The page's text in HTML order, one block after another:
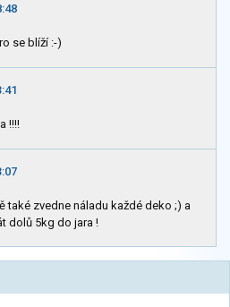
se blíží :-)
!!!!
také zvedne náladu každé deko ;) a
dolů 5kg do jara !